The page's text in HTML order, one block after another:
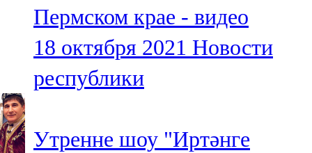
Пермском крае - видео
18 октября 2021 Новости
республики
Утренне шоу "Иртәнге